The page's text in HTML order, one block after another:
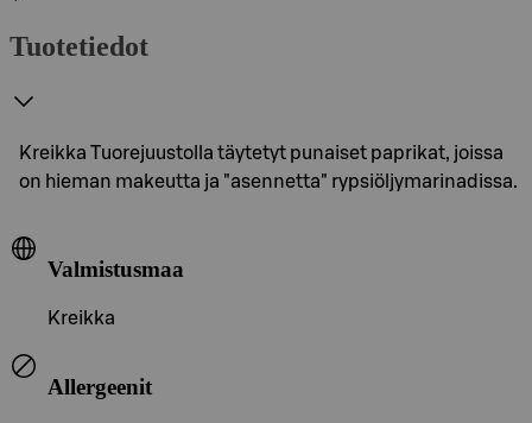
Tuotetiedot
Kreikka Tuorejuustolla täytetyt punaiset paprikat, joissa
on hieman makeutta ja "asennetta" rypsiöljymarinadissa.
Valmistusmaa
Kreikka
Allergeenit